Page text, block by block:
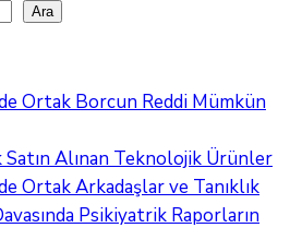
Ara
Ortak Borcun Reddi Mümkün
Satın Alınan Teknolojik Ürünler
Ortak Arkadaşlar ve Tanıklık
Psikiyatrik Raporların